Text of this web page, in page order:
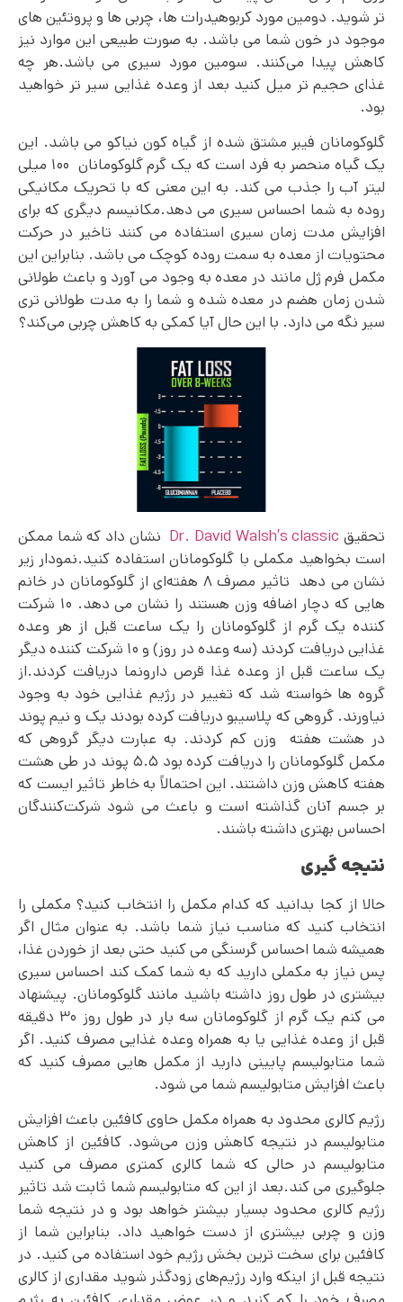
تر شوید. دومین مورد کربوهیدرات ها، چربی ها و پروتئین‌ های
موجود در خون شما می باشد. به صورت طبیعی این موارد نیز
کاهش پیدا می‌کنند. سومین مورد سیری می باشد.هر چه
غذای حجیم تر میل کنید بعد از وعده غذایی سیر تر خواهید
بود.
گلوکومانان فیبر مشتق شده از گیاه کون نیاکو می باشد. این
یک گیاه منحصر به فرد است که یک گرم گلوکومانان ۱۰۰ میلی
لیتر آب را جذب می کند. به این معنی که با تحریک مکانیکی
روده به شما احساس سیری می دهد.مکانیسم دیگری که برای
افزایش مدت زمان سیری استفاده می کنند تاخیر در حرکت
محتویات از معده به سمت روده کوچک می باشد. بنابراین این
مکمل فرم ژل مانند در معده به وجود می آورد و باعث طولانی
شدن زمان هضم در معده شده و شما را به مدت طولانی تری
سیر نگه می دارد. با این حال آیا کمکی به کاهش چربی می‌کند؟
تحقیق Dr. David Walsh’s classic نشان داد که شما ممکن
است بخواهید مکملی با گلوکومانان استفاده کنید.نمودار زیر
نشان می دهد تاثیر مصرف ۸ هفته‌ای از گلوکومانان در خانم
هایی که دچار اضافه وزن هستند را نشان می دهد. ۱۰ شرکت
کننده یک گرم از گلوکومانان را یک ساعت قبل از هر وعده
غذایی دریافت کردند (سه وعده در روز) و ۱۰ شرکت کننده دیگر
یک ساعت قبل از وعده غذا قرص دارونما دریافت کردند.از
گروه ها خواسته شد که تغییر در رژیم غذایی خود به وجود
نیاورند. گروهی که پلاسیبو دریافت کرده بودند یک و نیم پوند
در هشت هفته وزن کم کردند. به عبارت دیگر گروهی که
مکمل گلوکومانان را دریافت کرده بود ۵.۵ پوند در طی هشت
هفته کاهش وزن داشتند. این احتمالاً به خاطر تاثیر ایست که
بر جسم آنان گذاشته است و باعث می شود شرکت‌کنندگان
احساس بهتری داشته باشند.
نتیجه گیری
حالا از کجا بدانید که کدام مکمل را انتخاب کنید؟ مکملی را
انتخاب کنید که مناسب نیاز شما باشد. به عنوان مثال اگر
همیشه شما احساس گرسنگی می‌ کنید حتی بعد از خوردن غذا،
پس نیاز به مکملی دارید که به شما کمک کند احساس سیری
بیشتری در طول روز داشته باشید مانند گلوکومانان. پیشنهاد
می‌ کنم یک گرم از گلوکومانان سه بار در طول روز ۳۰ دقیقه
قبل از وعده غذایی یا به همراه وعده غذایی مصرف کنید. اگر
شما متابولیسم پایینی دارید از مکمل هایی مصرف کنید که
باعث افزایش متابولیسم شما می شود.
رژیم کالری محدود به همراه مکمل حاوی کافئین باعث افزایش
متابولیسم در نتیجه کاهش وزن می‌شود. کافئین از کاهش
متابولیسم در حالی که شما کالری کمتری مصرف می کنید
جلوگیری می کند.بعد از این که متابولیسم شما ثابت شد تاثیر
رژیم کالری محدود بسیار بیشتر خواهد بود و در نتیجه شما
وزن و چربی بیشتری از دست خواهید داد. بنابراین شما از
کافئین برای سخت ترین بخش رژیم خود استفاده می کنید. در
نتیجه قبل از اینکه وارد رژیم‌های زودگذر شوید مقداری از کالری